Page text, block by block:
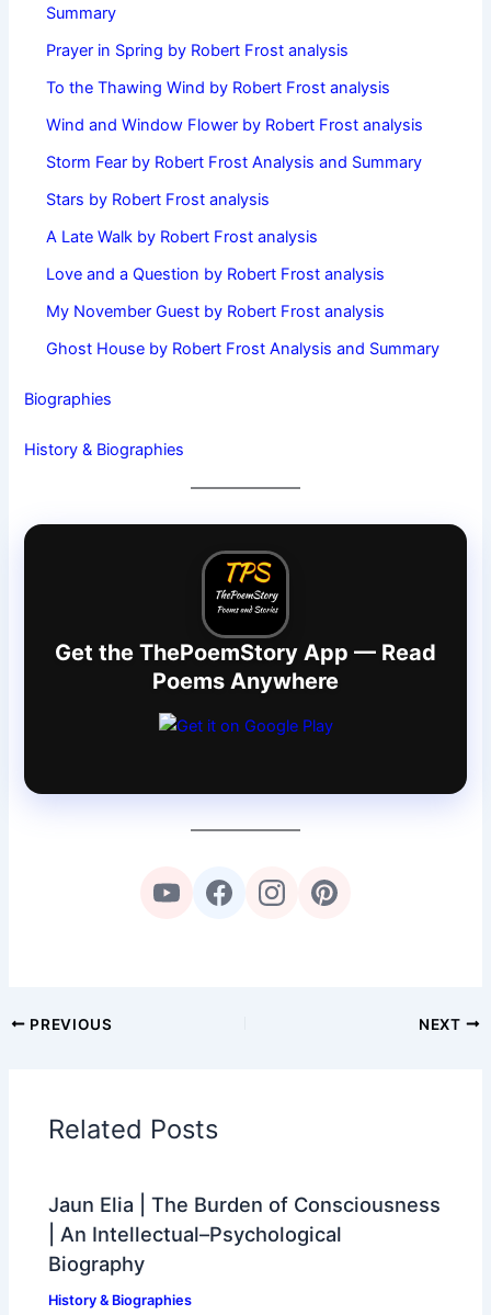
Summary
Prayer in Spring by Robert Frost analysis
To the Thawing Wind by Robert Frost analysis
Wind and Window Flower by Robert Frost analysis
Storm Fear by Robert Frost Analysis and Summary
Stars by Robert Frost analysis
A Late Walk by Robert Frost analysis
Love and a Question by Robert Frost analysis
My November Guest by Robert Frost analysis
Ghost House by Robert Frost Analysis and Summary
Biographies
History & Biographies
Get the ThePoemStory App — Read
Poems Anywhere
PREVIOUS NEXT
Related Posts
Jaun Elia | The Burden of Consciousness
| An Intellectual–Psychological
Biography
History & Biographies